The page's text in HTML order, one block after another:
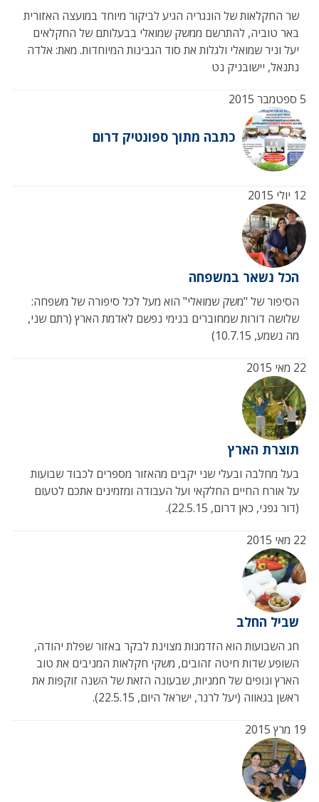
שר החקלאות של הונגריה הגיע לביקור מיוחד במועצה האזורית
באר טוביה, להתרשם ממשק שמואלי בבעלותם של החקלאים
יעל וניר שמואלי ולגלות את סוד הגבינות המיוחדות. מאת: אלדה
נתנאל, יישובניק נט
כתבה מתוך ספונטיק דרום
5 ספטמבר 2015
הכל נשאר במשפחה
הסיפור של "משק שמואלי" הוא מעל לכל סיפורה של משפחה:
שלושה דורות שמחוברים בנימי נפשם לאדמת הארץ (רתם שני,
מה נשמע, 10.7.15)
12 יולי 2015
תוצרת הארץ
בעל מחלבה ובעלי שני יקבים מהאזור מספרים לכבוד שבועות
על אורח החיים החלקאי ועל העבודה ומזמינים אתכם לטעום
(דור גפני, כאן דרום, 22.5.15).
22 מאי 2015
שביל החלב
חג השבועות הוא הזדמנות מצוינת לבקר באזור שפלת יהודה,
השופע שדות חיטה זהובים, משקי חקלאות המניבים את טוב
הארץ ונופים של חמניות, שבעונה הזאת של השנה זוקפות את
ראשן בגאווה (יעל לרנר, ישראל היום, 22.5.15).
22 מאי 2015
19 מרץ 2015